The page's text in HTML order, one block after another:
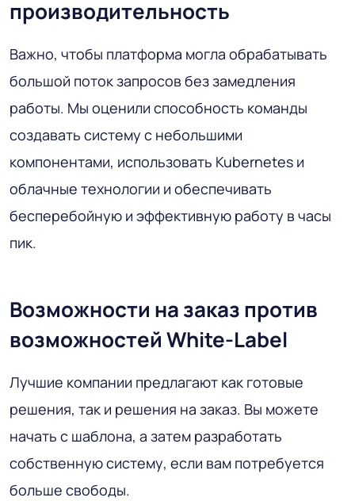
производительность
Важно, чтобы платформа могла обрабатывать
большой поток запросов без замедления
работы. Мы оценили способность команды
создавать систему с небольшими
компонентами, использовать Kubernetes и
облачные технологии и обеспечивать
бесперебойную и эффективную работу в часы
пик.
Возможности на заказ против
возможностей White-Label
Лучшие компании предлагают как готовые
решения, так и решения на заказ. Вы можете
начать с шаблона, а затем разработать
собственную систему, если вам потребуется
больше свободы.